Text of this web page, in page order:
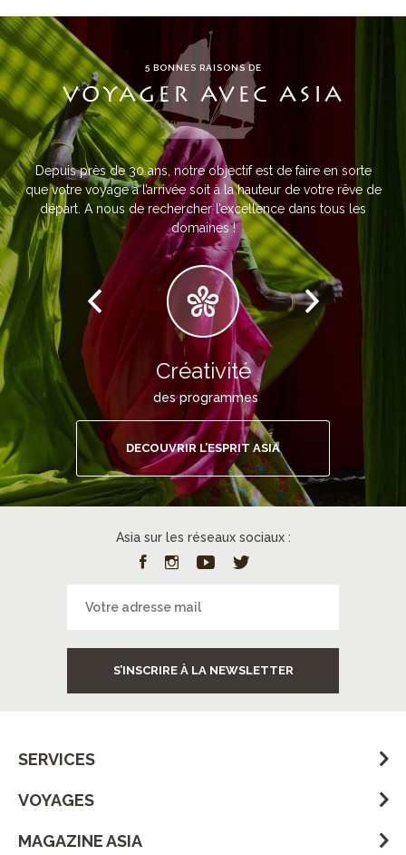
5 BONNES RAISONS DE
VOYAGER AVEC ASIA
Depuis près de 30 ans, notre objectif est de faire en sorte
que votre voyage à l’arrivée soit à la hauteur de votre rêve de
départ. A nous de rechercher l’excellence dans tous les
domaines !
Créativité
des programmes
DECOUVRIR L’ESPRIT ASIA
Asia sur les réseaux sociaux :
S’INSCRIRE À LA NEWSLETTER
SERVICES
VOYAGES
MAGAZINE ASIA